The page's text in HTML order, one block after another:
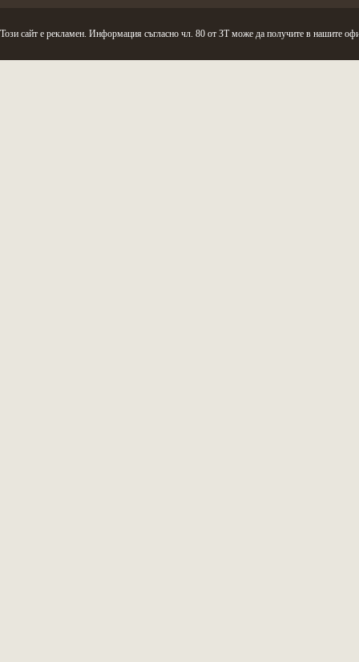
Този сайт е рекламен. Информация съгласно чл. 80 от ЗТ може да получите в нашите